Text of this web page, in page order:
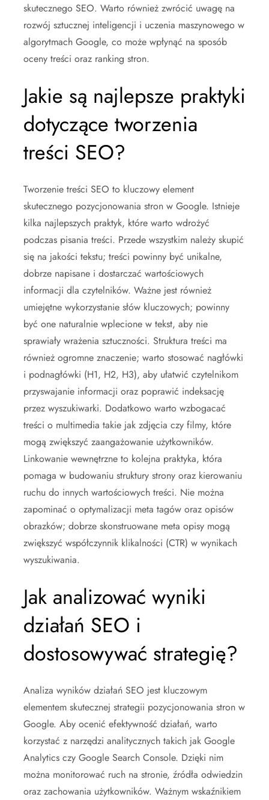
skutecznego SEO. Warto również zwrócić uwagę na
rozwój sztucznej inteligencji i uczenia maszynowego w
algorytmach Google, co może wpłynąć na sposób
oceny treści oraz ranking stron.
Jakie są najlepsze praktyki
dotyczące tworzenia
treści SEO?
Tworzenie treści SEO to kluczowy element
skutecznego pozycjonowania stron w Google. Istnieje
kilka najlepszych praktyk, które warto wdrożyć
podczas pisania treści. Przede wszystkim należy skupić
się na jakości tekstu; treści powinny być unikalne,
dobrze napisane i dostarczać wartościowych
informacji dla czytelników. Ważne jest również
umiejętne wykorzystanie słów kluczowych; powinny
być one naturalnie wplecione w tekst, aby nie
sprawiały wrażenia sztuczności. Struktura treści ma
również ogromne znaczenie; warto stosować nagłówki
i podnagłówki (H1, H2, H3), aby ułatwić czytelnikom
przyswajanie informacji oraz poprawić indeksację
przez wyszukiwarki. Dodatkowo warto wzbogacać
treści o multimedia takie jak zdjęcia czy filmy, które
mogą zwiększyć zaangażowanie użytkowników.
Linkowanie wewnętrzne to kolejna praktyka, która
pomaga w budowaniu struktury strony oraz kierowaniu
ruchu do innych wartościowych treści. Nie można
zapominać o optymalizacji meta tagów oraz opisów
obrazków; dobrze skonstruowane meta opisy mogą
zwiększyć współczynnik klikalności (CTR) w wynikach
wyszukiwania.
Jak analizować wyniki
działań SEO i
dostosowywać strategię?
Analiza wyników działań SEO jest kluczowym
elementem skutecznej strategii pozycjonowania stron w
Google. Aby ocenić efektywność działań, warto
korzystać z narzędzi analitycznych takich jak Google
Analytics czy Google Search Console. Dzięki nim
można monitorować ruch na stronie, źródła odwiedzin
oraz zachowania użytkowników. Ważnym wskaźnikiem